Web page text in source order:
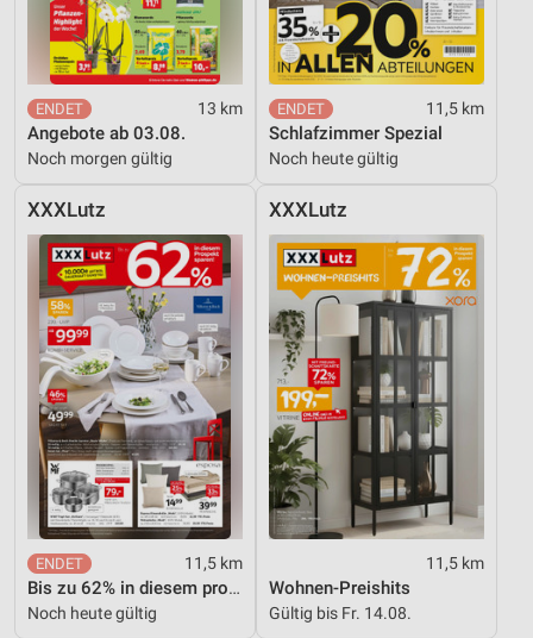
13 km
Angebote ab 03.08.
Noch morgen gültig
11,5 km
Schlafzimmer Spezial
Noch heute gültig
XXXLutz
11,5 km
Bis zu 62% in diesem prospekt
Noch heute gültig
XXXLutz
11,5 km
Wohnen-Preishits
Gültig bis Fr. 14.08.